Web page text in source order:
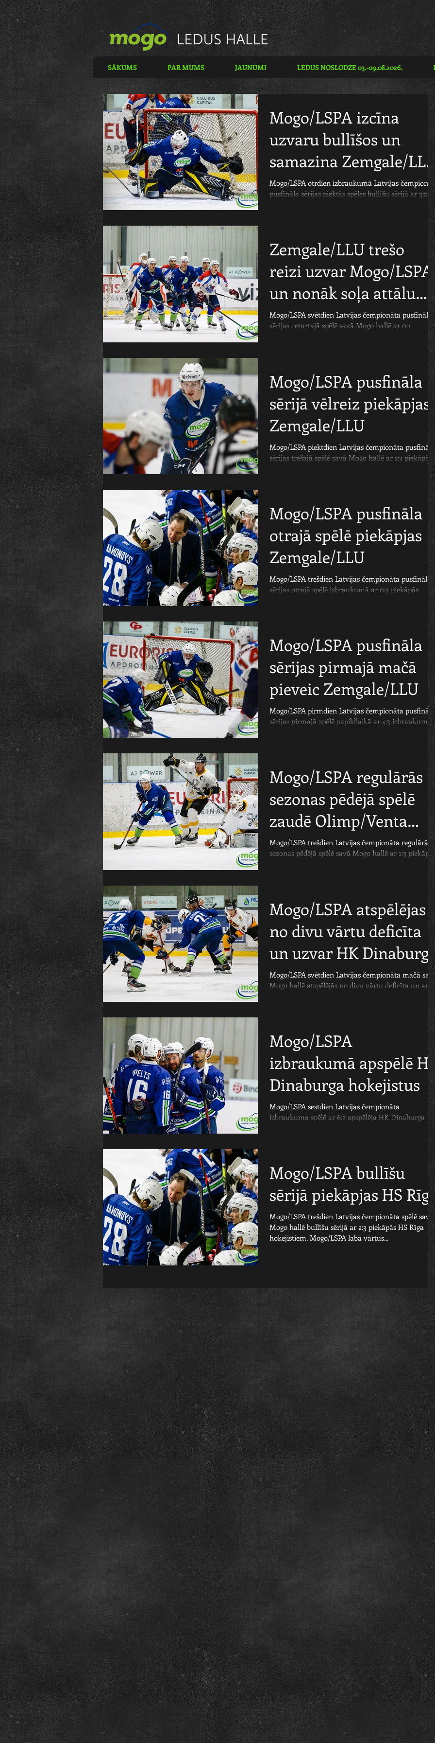
SĀKUMS PAR MUMS JAUNUMI LEDUS NOSLODZE 03.-09.08.2026.
Mogo/LSPA izcīna
uzvaru bullīšos un
samazina Zemgale/
pārsvaru visā sērijā
Mogo/LSPA otrdien izbraukumā Latvijas
pusfināla sērijas piektās spēles bullīšu sērijā ar 3:2
Zemgale/LLU trešo
reizi uzvar Mogo/LSPA
un nonāk soļa
no fināla
Mogo/LSPA svētdien Latvijas čempionāta pusfināla
sērijas ceturtajā spēlē savā Mogo hallē ar 0:1
Mogo/LSPA pusfināla
sērijā vēlreiz piekāpjas
Zemgale/LLU
Mogo/LSPA piektdien Latvijas čempionāta pusfināla
sērijas trešajā spēlē savā Mogo hallē ar 1:3 piekāpās
Mogo/LSPA pusfināla
otrajā spēlē piekāpjas
Zemgale/LLU
Mogo/LSPA trešdien Latvijas čempionāta pusfināla
sērijas otrajā spēlē izbraukumā ar 0:3 piekāpās
Mogo/LSPA pusfināla
sērijas pirmajā mačā
pieveic Zemgale/LLU
Mogo/LSPA pirmdien Latvijas čempionāta pusfināla
sērijas pirmajā zpēlē papildlaikā ar 4:3 izbraukumā
Mogo/LSPA regulārās
sezonas pēdējā spēlē
zaudē Olimp/Venta
2002
Mogo/LSPA trešdien Latvijas čempionāta regulārās
sezonas pēdējā spēlē savā Mogo hallē ar 1:3
Mogo/LSPA atspēlējas
no divu vārtu deficīta
un uzvar HK
Mogo/LSPA svētdien Latvijas čempionāta mačā
Mogo hallē atspēlējās no divu vārtu deficīta un ar
Mogo/LSPA
izbraukumā apspēlē
Dinaburga hokejistus
Mogo/LSPA sestdien Latvijas čempionāta
izbraukuma spēlē ar 6:2 apspēlēja HK Dinaburga
Mogo/LSPA bullīšu
sērijā piekāpjas HS
Mogo/LSPA trešdien Latvijas čempionāta spēlē savā
Mogo hallē bullīšu sērijā ar 2:3 piekāpās HS Rīga
hokejistiem. Mogo/LSPA labā vārtus...